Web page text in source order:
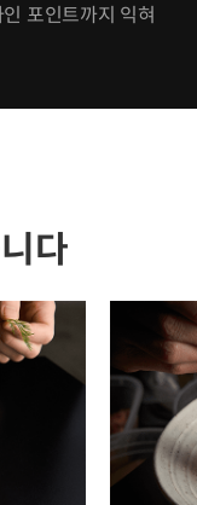
포인트까지 익혀
다